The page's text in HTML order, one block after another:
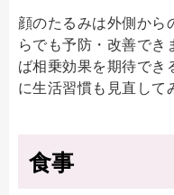
顔のたるみは外側から
らでも予防・改善でき
ば相乗効果を期待でき
に生活習慣も見直して
食事